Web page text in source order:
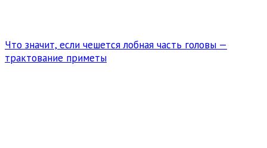
Что значит, если чешется лобная часть головы —
трактование приметы